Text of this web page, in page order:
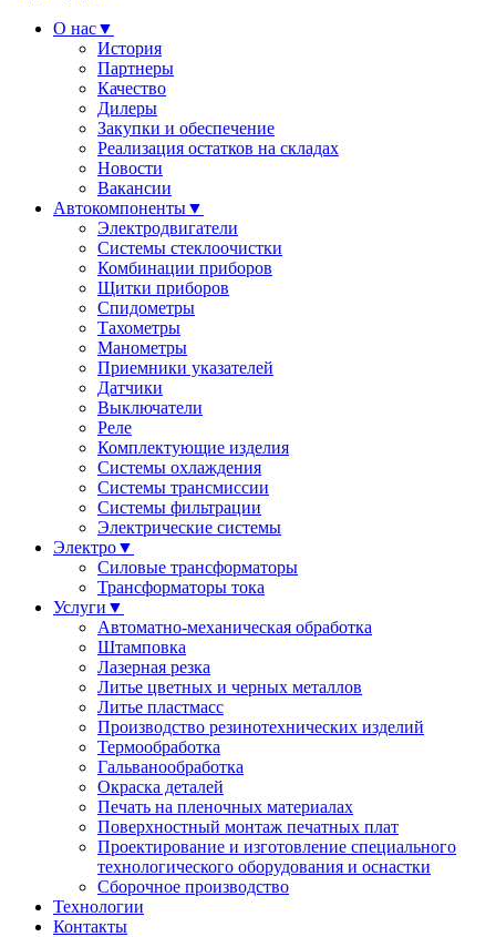
О нас▼
История
Партнеры
Качество
Дилеры
Закупки и обеспечение
Реализация остатков на складах
Новости
Вакансии
Автокомпоненты▼
Электродвигатели
Системы стеклоочистки
Комбинации приборов
Щитки приборов
Спидометры
Тахометры
Манометры
Приемники указателей
Датчики
Выключатели
Реле
Комплектующие изделия
Системы охлаждения
Системы трансмиссии
Системы фильтрации
Электрические системы
Электро▼
Силовые трансформаторы
Трансформаторы тока
Услуги ▼
Автоматно-механическая обработка
Штамповка
Лазерная резка
Литье цветных и черных металлов
Литье пластмасс
Производство резинотехнических изделий
Термообработка
Гальванообработка
Окраска деталей
Печать на пленочных материалах
Поверхностный монтаж печатных плат
Проектирование и изготовление специального
технологического оборудования и оснастки
Сборочное производство
Технологии
Контакты